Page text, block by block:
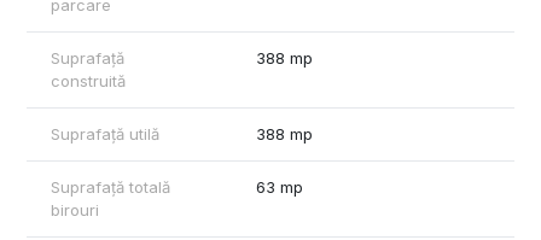
parcare
Suprafață
construită
388 mp
Suprafață utilă 388 mp
Suprafață totală
birouri
63 mp